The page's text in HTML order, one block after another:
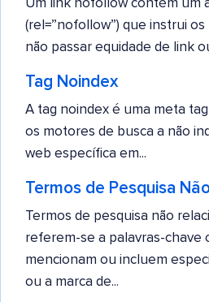
Um link nofollow contém um
(rel=”nofollow”) que instrui
não passar equidade de link
Tag Noindex
A tag noindex é uma meta
os motores de busca a não
web específica em...
Termos de Pesquisa
Termos de pesquisa não
referem-se a palavras-chave
mencionam ou incluem
ou a marca de...